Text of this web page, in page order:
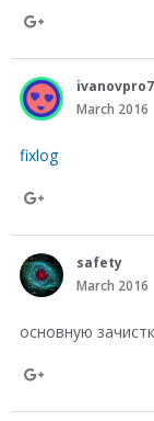
e
a
o
n
G
o
o
g
March 2016
fixlog
a
o
n
safety
March 2016
основную